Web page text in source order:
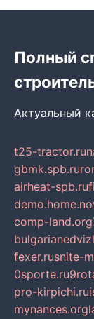
Полный
Актуальный
t25-tractor.ru
gbmk.spb.ru
airheat-spb.ru
comp-land.org
fexer.rusnite-
0sporte.ru
pro-kirpichi.ru
mynances.org